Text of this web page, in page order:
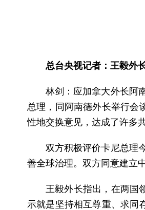
总台央视记者：王毅外
林剑：应加拿大外长阿
总理，同阿南德外长举行会
性地交换意见，达成了许多
双方积极评价卡尼总理
善全球治理。双方同意建立
王毅外长指出，在两国
示就是坚持相互尊重、求同